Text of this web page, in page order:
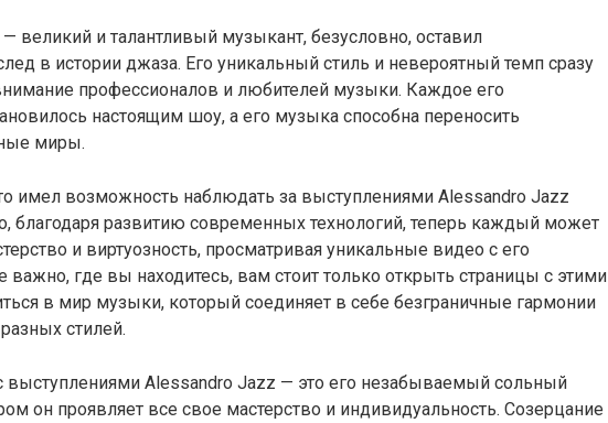
великий и талантливый музыкант, безусловно, оставил
в истории джаза. Его уникальный стиль и невероятный темп сразу
профессионалов и любителей музыки. Каждое его
настоящим шоу, а его музыка способна переносить
миры.
имел возможность наблюдать за выступлениями Alessandro Jazz
благодаря развитию современных технологий, теперь каждый может
и виртуозность, просматривая уникальные видео с его
важно, где вы находитесь, вам стоит только открыть страницы с этими
в мир музыки, который соединяет в себе безграничные гармонии
стилей.
выступлениями Alessandro Jazz — это его незабываемый сольный
он проявляет все свое мастерство и индивидуальность. Созерцание